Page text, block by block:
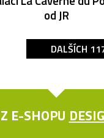
od JR
DALŠÍCH
E-SHOPU